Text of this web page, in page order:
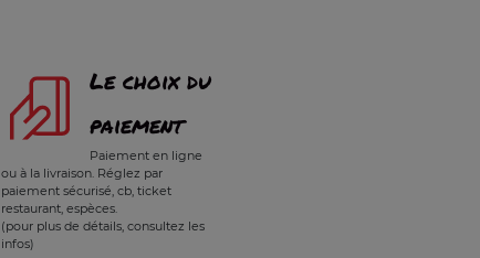
Le choix du
paiement
Paiement en ligne
ou à la livraison. Réglez par
paiement sécurisé, cb, ticket
restaurant, espèces.
(pour plus de détails, consultez les
infos)